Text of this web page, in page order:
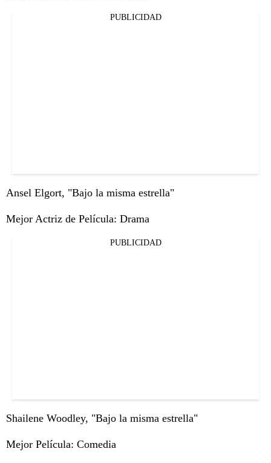
PUBLICIDAD
Ansel Elgort, "Bajo la misma estrella"
Mejor Actriz de Película: Drama
PUBLICIDAD
Shailene Woodley, "Bajo la misma estrella"
Mejor Película: Comedia